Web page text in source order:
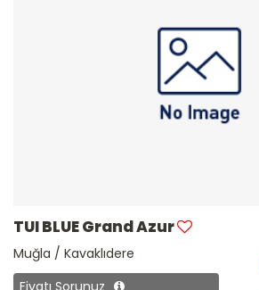
TUI BLUE Grand Azur
Muğla / Kavaklıdere
Fiyatı Sorunuz